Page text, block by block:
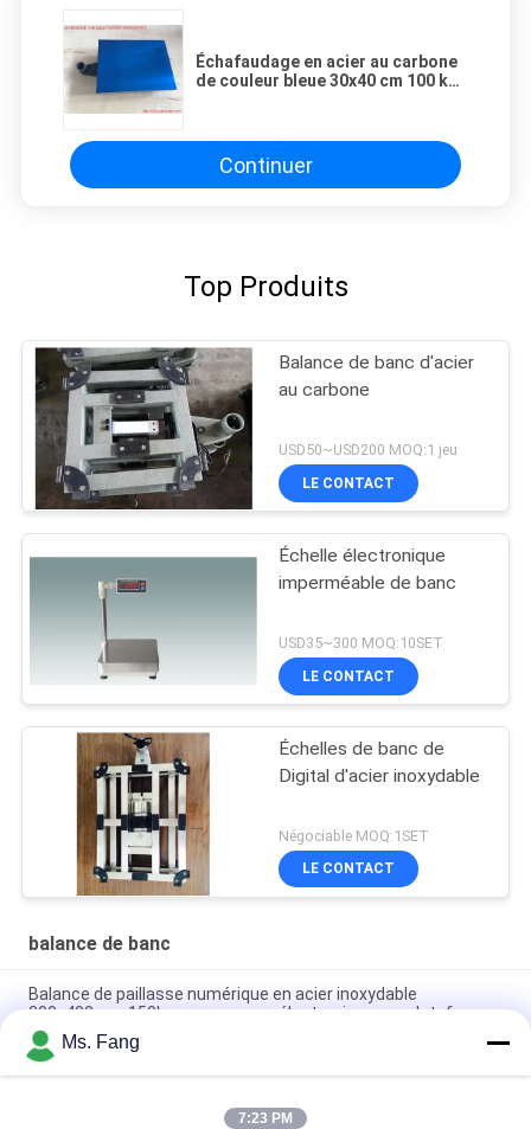
Échafaudage en acier au carbone
de couleur bleue 30x40 cm 100 kg
Continuer
Top Produits
Balance de banc d'acier
au carbone
USD50~USD200 MOQ:1 jeu
LE CONTACT
Échelle électronique
imperméable de banc
USD35~300 MOQ:10SET
LE CONTACT
Échelles de banc de
Digital d'acier inoxydable
Négociable MOQ:1SET
LE CONTACT
balance de banc
Balance de paillasse numérique en acier inoxydable
300x400mm 150kg avec pesage électronique sur plateforme
50*60 Balance électronique de faisceau Plateforme
numérique électronique Balances
Ms. Fang
7:23 PM